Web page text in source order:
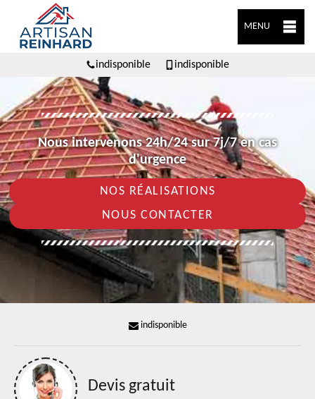
MENU
indisponible indisponible
Nous intervenons 24h/24 sur 7j/7 en cas
d'urgence
NOS RÉALISATIONS
NOUS CONTACTER
indisponible
Devis gratuit